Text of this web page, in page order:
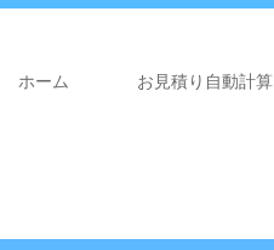
ホーム お見積り自動計算